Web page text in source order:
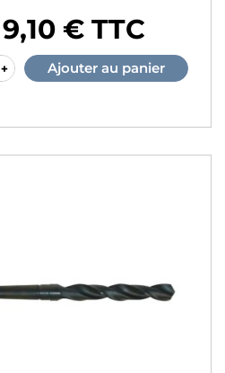
9,10 € TTC
+ Ajouter au panier